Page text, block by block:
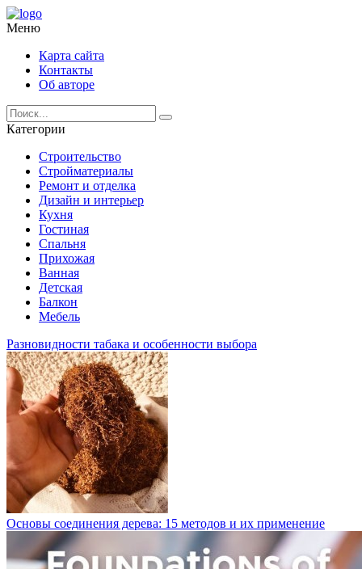
Меню
Карта сайта
Контакты
Об авторе
Категории
Строительство
Стройматериалы
Ремонт и отделка
Дизайн и интерьер
Кухня
Гостиная
Спальня
Прихожая
Ванная
Детская
Балкон
Мебель
Разновидности табака и особенности выбора
Основы соединения дерева: 15 методов и их применение